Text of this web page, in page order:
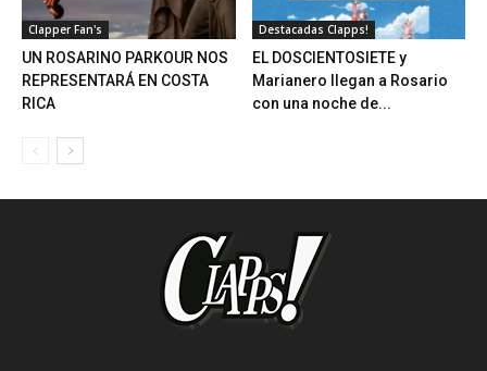
Clapper Fan's
UN ROSARINO PARKOUR NOS
REPRESENTARÁ EN COSTA
RICA
Destacadas Clapps!
EL DOSCIENTOSIETE y
Marianero llegan a Rosario
con una noche de...